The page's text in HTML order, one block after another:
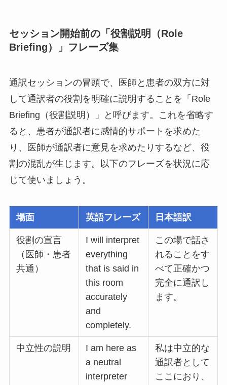
セッション開始前の「役割説明（Role
Briefing）」フレーズ集
通訳セッションの冒頭で、医師と患者の双方に対
して通訳者の役割を明確に説明することを「Role
Briefing（役割説明）」と呼びます。これを省略す
ると、患者が通訳者に感情的サポートを求めた
り、医師が通訳者に意見を求めたりするなど、役
割の混乱が生じます。以下のフレーズを状況に応
じて使いましょう。
場面 英語フレーズ 日本語訳
役割の宣言
（医師・患者
共通）
I will interpret
everything
that is said in
this room
accurately
and
completely.
この場で話さ
れることをす
べて正確かつ
完全に通訳し
ます。
中立性の説明
I am here as
a neutral
interpreter
私は中立的な
通訳者として
ここにおり、